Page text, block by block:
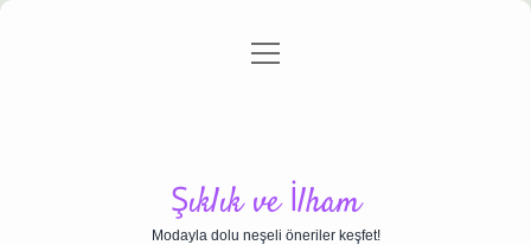
Gizlilik Politikası
menüyü
Şıklık ve İlham
Modayla dolu neşeli öneriler keşfet!